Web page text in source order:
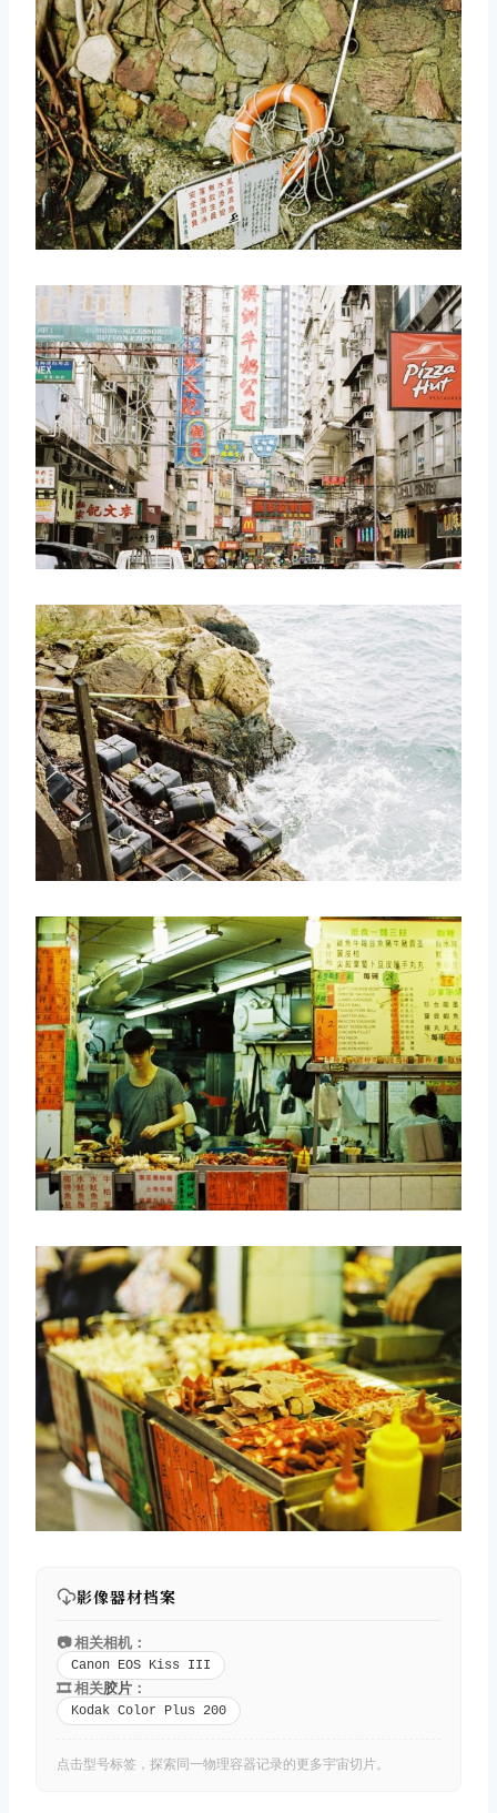
影像器材档案
📷 相关相机：
Canon EOS Kiss III
🎞️ 相关胶片 ：
Kodak Color Plus 200
点击型号标签，探索同一物理容器记录的更多宇宙切片。
取消 搜索